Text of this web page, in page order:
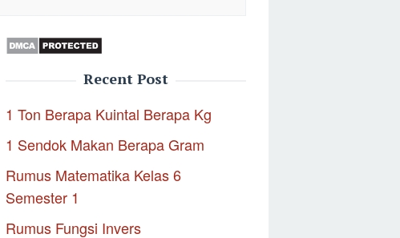
Recent Post
1 Ton Berapa Kuintal Berapa Kg
1 Sendok Makan Berapa Gram
Rumus Matematika Kelas 6
Semester 1
Rumus Fungsi Invers